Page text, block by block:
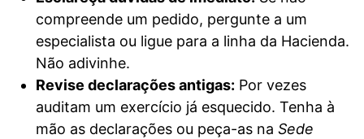
compreende um pedido, pergunte a um
especialista ou ligue para a linha da Hacienda.
Não adivinhe.
Revise declarações antigas: Por vezes
auditam um exercício já esquecido. Tenha à
mão as declarações ou peça-as na Sede